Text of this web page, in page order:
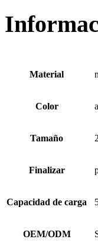
Material
Color
Tamaño
Finalizar
Capacidad de carga
OEM/ODM